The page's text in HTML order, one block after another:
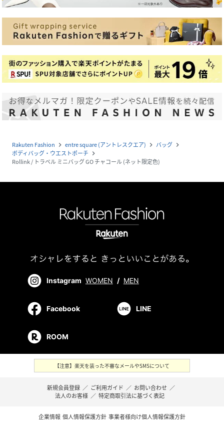
Rakuten Fashion navigate_next entre square (アントレスクエア) navigate_next バッグ navigate_next
ボディバッグ・ウエストポーチ navigate_next
Rollink / トラベル ミニバッグ GO チャコール (ネット限定色)
Instagram WOMEN / MEN
Facebook LINE
ROOM
【注意】楽天を装った不審なメールやSMSについて
新規会員登録 ／ ご利用ガイド ／ お問い合わせ ／
法人のお客様 ／ 特定商取引法に基づく表記
企業情報 個人情報保護方針 事業者様向け個人情報保護方針